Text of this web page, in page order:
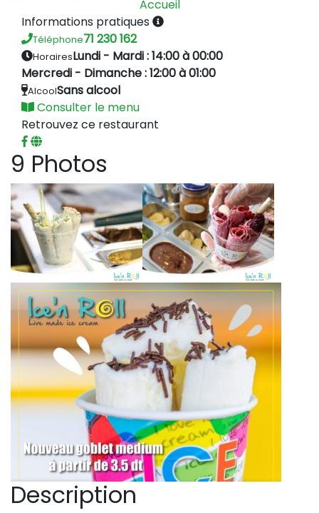
Accueil
Informations pratiques
Téléphone71 230 162
HorairesLundi - Mardi : 14:00 à 00:00
Mercredi - Dimanche : 12:00 à 01:00
AlcoolSans alcool
Consulter le menu
Retrouvez ce restaurant
9 Photos
Description